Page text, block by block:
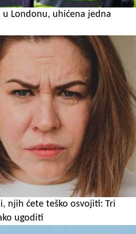
Londonu, uhićena jedna
njih ćete teško osvojiti: Tri
ugoditi